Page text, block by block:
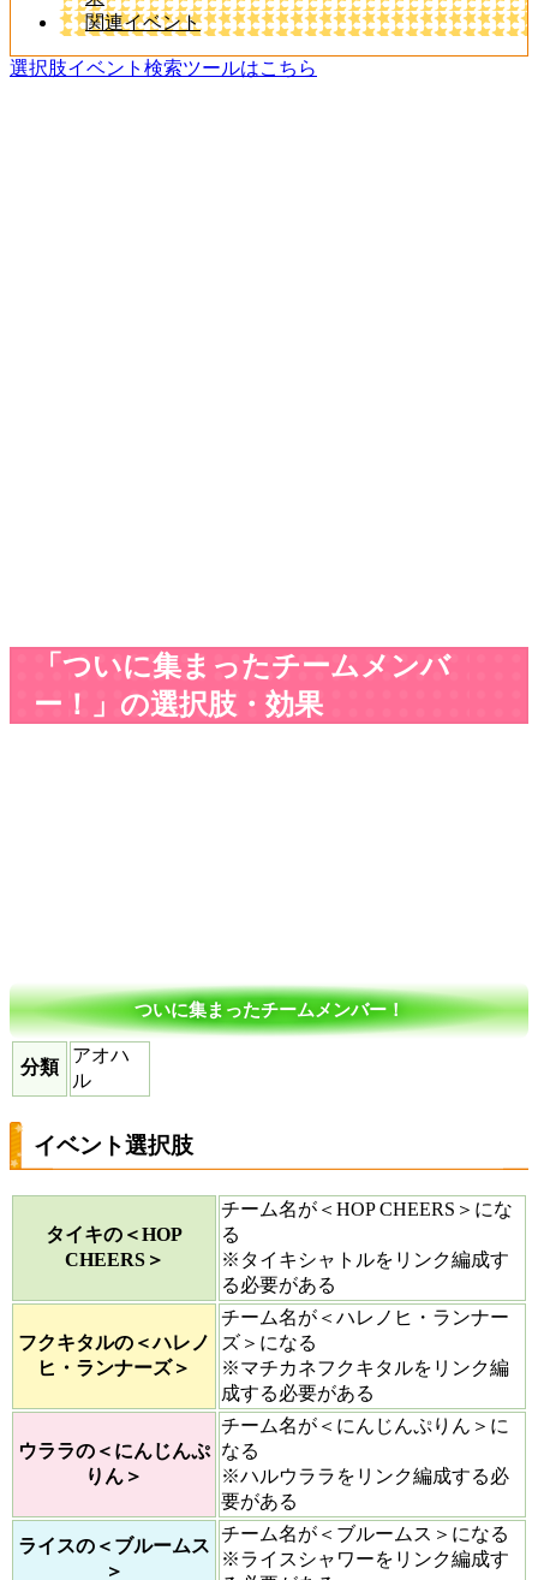
関連イベント
選択肢イベント検索ツールはこちら
「ついに集まったチームメンバ
ー！」の選択肢・効果
ついに集まったチームメンバー！
分類
アオハ
ル
イベント選択肢
タイキの＜HOP
CHEERS＞
チーム名が＜HOP CHEERS＞にな
る
※タイキシャトルをリンク編成す
る必要がある
フクキタルの＜ハレノ
ヒ・ランナーズ＞
チーム名が＜ハレノヒ・ランナー
ズ＞になる
※マチカネフクキタルをリンク編
成する必要がある
ウララの＜にんじんぷ
りん＞
チーム名が＜にんじんぷりん＞に
なる
※ハルウララをリンク編成する必
要がある
ライスの＜ブルームス
＞
チーム名が＜ブルームス＞になる
※ライスシャワーをリンク編成す